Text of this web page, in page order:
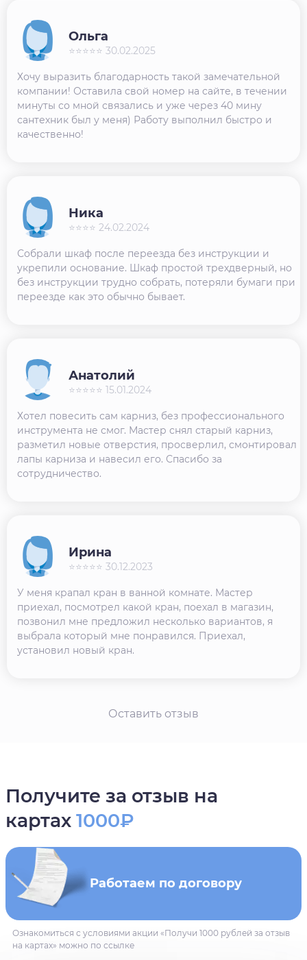
Хочу выразить благодарность такой замечательной
компании! Оставила свой номер на сайте, в течении
минуты со мной связались и уже через 40 мину
сантехник был у меня) Работу выполнил быстро и
качественно!
Ольга
⭐⭐⭐⭐⭐ 30.02.2025
Собрали шкаф после переезда без инструкции и
укрепили основание. Шкаф простой трехдверный, но
без инструкции трудно собрать, потеряли бумаги при
переезде как это обычно бывает.
Ника
⭐⭐⭐⭐ 24.02.2024
Хотел повесить сам карниз, без профессионального
инструмента не смог. Мастер снял старый карниз,
разметил новые отверстия, просверлил, смонтировал
лапы карниза и навесил его. Спасибо за
сотрудничество.
Анатолий
⭐⭐⭐⭐⭐ 15.01.2024
У меня крапал кран в ванной комнате. Мастер
приехал, посмотрел какой кран, поехал в магазин,
позвонил мне предложил несколько вариантов, я
выбрала который мне понравился. Приехал,
установил новый кран.
Ирина
⭐⭐⭐⭐⭐ 30.12.2023
Оставить отзыв
Получите за отзыв на
картах 1000₽
Работаем по договору
Ознакомиться с условиями акции «Получи 1000 рублей за отзыв
на картах» можно по ссылке